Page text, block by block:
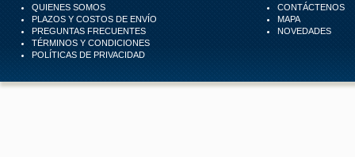
QUIENES SOMOS
PLAZOS Y COSTOS DE ENVÍO
PREGUNTAS FRECUENTES
TÉRMINOS Y CONDICIONES
POLÍTICAS DE PRIVACIDAD
CONTÁCTENOS
MAPA
NOVEDADES